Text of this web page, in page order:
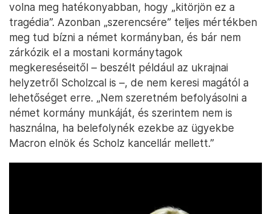
volna meg hatékonyabban, hogy „kitörjön ez a
tragédia”. Azonban „szerencsére” teljes mértékben
meg tud bízni a német kormányban, és bár nem
zárkózik el a mostani kormánytagok
megkereséseitől – beszélt például az ukrajnai
helyzetről Scholzcal is –, de nem keresi magától a
lehetőséget erre. „Nem szeretném befolyásolni a
német kormány munkáját, és szerintem nem is
használna, ha belefolynék ezekbe az ügyekbe
Macron elnök és Scholz kancellár mellett.”